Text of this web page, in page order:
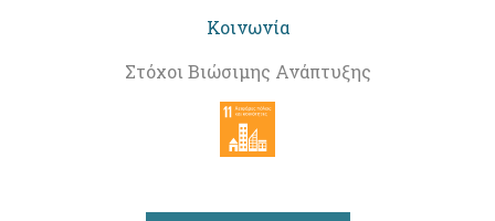
Κοινωνία
Στόχοι Βιώσιμης Ανάπτυξης